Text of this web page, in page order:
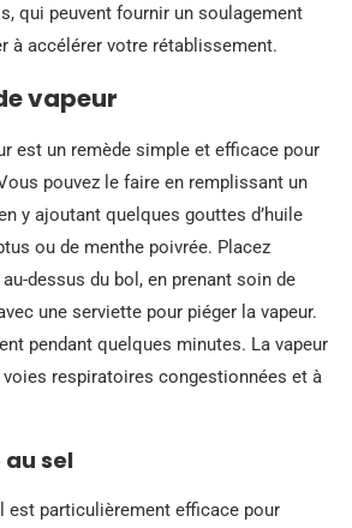
qui peuvent fournir un soulagement
à accélérer votre rétablissement.
vapeur
est un remède simple et efficace pour
pouvez le faire en remplissant un
y ajoutant quelques gouttes d’huile
ou de menthe poivrée. Placez
dessus du bol, en prenant soin de
une serviette pour piéger la vapeur.
pendant quelques minutes. La vapeur
voies respiratoires congestionnées et à
sel
est particulièrement efficace pour